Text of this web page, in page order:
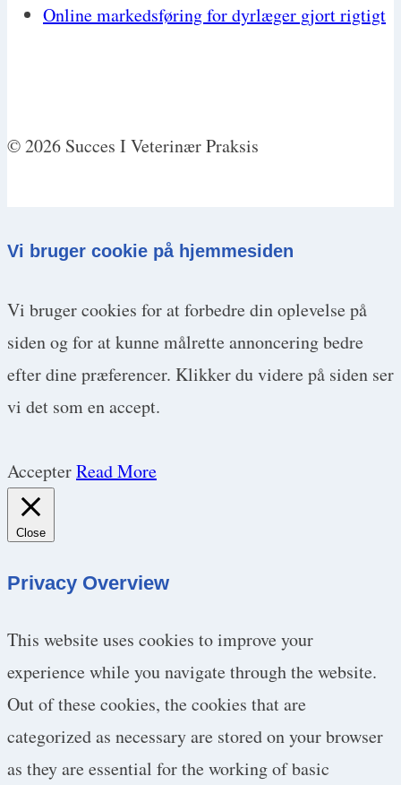
Online markedsføring for dyrlæger gjort rigtigt
© 2026 Succes I Veterinær Praksis
Vi bruger cookie på hjemmesiden
Vi bruger cookies for at forbedre din oplevelse på
siden og for at kunne målrette annoncering bedre
efter dine præferencer. Klikker du videre på siden ser
vi det som en accept.
AccepterRead More
Close
Privacy Overview
This website uses cookies to improve your
experience while you navigate through the website.
Out of these cookies, the cookies that are
categorized as necessary are stored on your browser
as they are essential for the working of basic